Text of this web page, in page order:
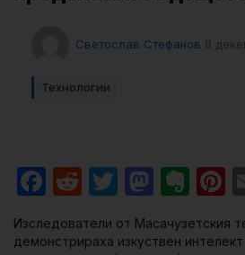
Светослав Стефанов 8
Технологии
Facebook
RedditTwitter
Изследователи от Масачузетския
демонстрираха изкуствен